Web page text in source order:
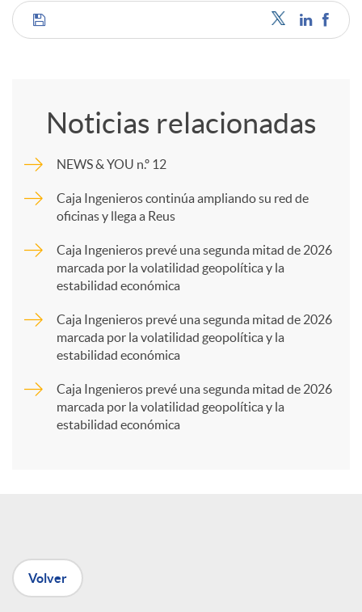
C
p
a
n
Noticias relacionadas
NEWS & YOU n.º 12
Caja Ingenieros continúa ampliando su red de
oficinas y llega a Reus
Caja Ingenieros prevé una segunda mitad de 2026
marcada por la volatilidad geopolítica y la
estabilidad económica
Caja Ingenieros prevé una segunda mitad de 2026
marcada por la volatilidad geopolítica y la
estabilidad económica
Caja Ingenieros prevé una segunda mitad de 2026
marcada por la volatilidad geopolítica y la
estabilidad económica
Volver